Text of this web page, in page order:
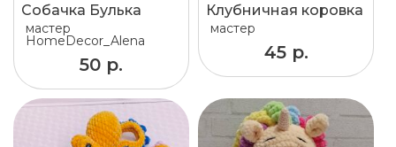
Собачка Булька
мастер
HomeDecor_Alena
50 р.
Клубничная коровка
мастер
45 р.